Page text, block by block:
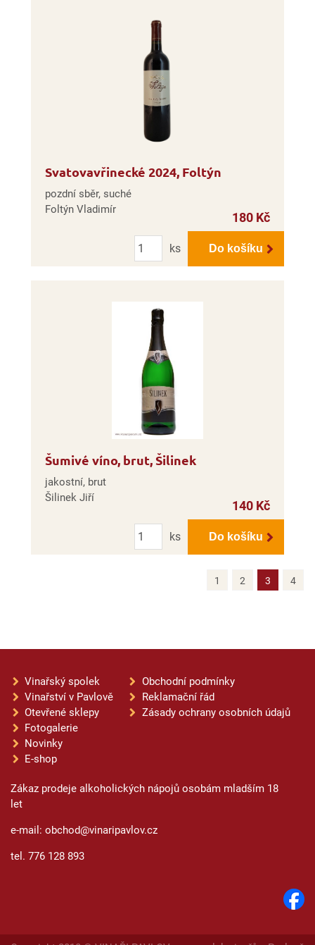
Svatovavřinecké 2024, Foltýn
pozdní sběr, suché
Foltýn Vladimír
180 Kč
Počet
ks
Do košíku
Šumivé víno, brut, Šilinek
jakostní, brut
Šilinek Jiří
140 Kč
Počet
ks
Do košíku
1 2 3 4
Vinařský spolek
Vinařství v Pavlově
Otevřené sklepy
Fotogalerie
Novinky
E-shop
Obchodní podmínky
Reklamační řád
Zásady ochrany osobních údajů
Zákaz prodeje alkoholických nápojů osobám mladším 18
let
e-mail: obchod@vinaripavlov.cz
tel. 776 128 893